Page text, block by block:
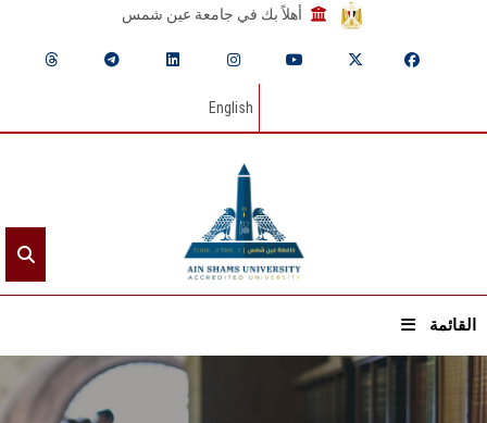
أهلاً بك في جامعة عين شمس
English
القائمة
الرئيسيـة